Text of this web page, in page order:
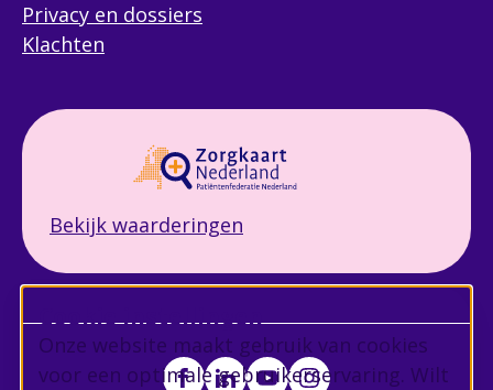
Cookie instellingen
Onze website maakt gebruik van cookies
voor een optimale gebruikerservaring. Wilt
Privacy en dossiers
Klachten
Bekijk waarderingen